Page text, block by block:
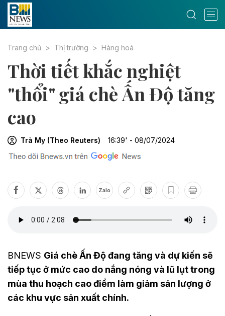
Trang chủ Thị trường Hàng hoá
Thời tiết khắc nghiệt
"thổi" giá chè Ấn Độ tăng
cao
Trà My (Theo Reuters) 16:39' - 08/07/2024
Zalo
BNEWS Giá chè Ấn Độ đang tăng và dự kiến sẽ
tiếp tục ở mức cao do nắng nóng và lũ lụt trong
mùa thu hoạch cao điểm làm giảm sản lượng ở
các khu vực sản xuất chính.